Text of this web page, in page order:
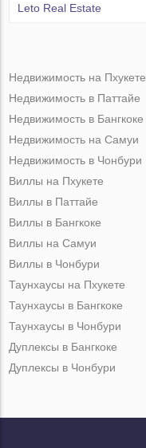
Leto Real Estate
Недвижимость на Пхукете
Недвижимость в Паттайе
Недвижимость в Бангкоке
Недвижимость на Самуи
Недвижимость в Чонбури
Виллы на Пхукете
Виллы в Паттайе
Виллы в Бангкоке
Виллы на Самуи
Виллы в Чонбури
Таунхаусы на Пхукете
Таунхаусы в Бангкоке
Таунхаусы в Чонбури
Дуплексы в Бангкоке
Дуплексы в Чонбури